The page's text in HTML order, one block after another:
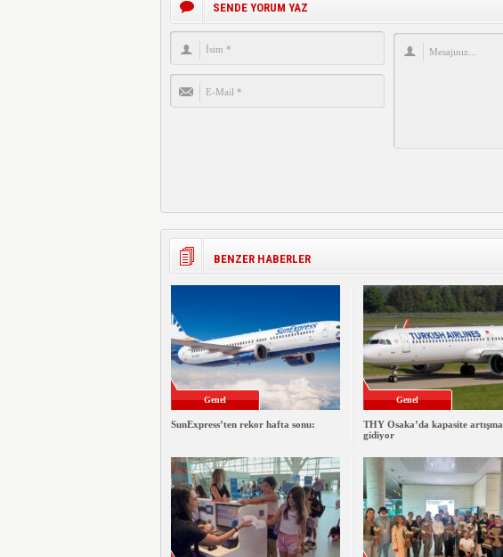
SENDE YORUM YAZ
BENZER HABERLER
Genel
SunExpress’ten rekor hafta sonu:
Genel
THY Osaka’da kapasite artışına
gidiyor